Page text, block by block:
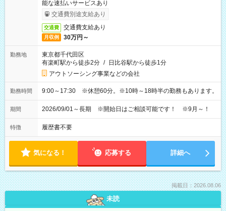
能な速払いサービスあり
交通費別途支給あり
交通費 交通費支給あり
月収例 30万円～
勤務地
東京都千代田区
有楽町駅から徒歩2分 / 日比谷駅から徒歩1分
アウトソーシング事業などの会社
勤務時間 9:00～17:30 ※休憩60分。※10時～18時半の勤務もあります。
期間 2026/09/01～長期 ※開始日はご相談可能です！ ※9月～！
特徴 履歴書不要
気になる！ 応募する 詳細へ
掲載日：2026.08.06
未読